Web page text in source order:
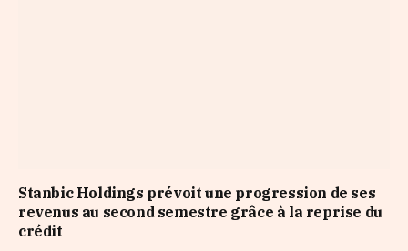
Stanbic Holdings prévoit une progression de ses
revenus au second semestre grâce à la reprise du
crédit